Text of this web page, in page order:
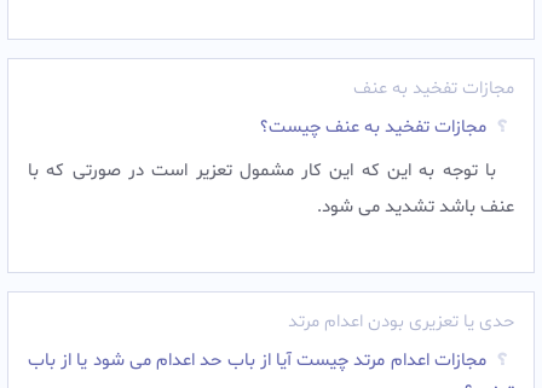
مجازات تفخید به عنف
مجازات تفخید به عنف چیست؟
با توجه به این که این کار مشمول تعزیر است در صورتی که با
عنف باشد تشدید می شود.‌
حدی یا تعزیری بودن اعدام مرتد
مجازات اعدام مرتد چیست آیا از باب حد اعدام می شود یا از باب